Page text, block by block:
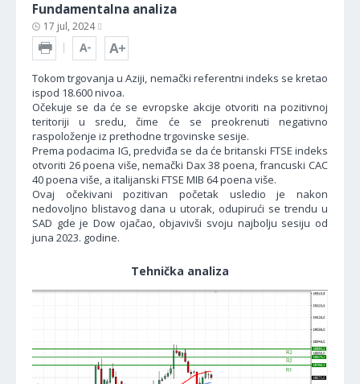
Fundamentalna analiza
17 jul, 2024
Tokom trgovanja u Aziji, nemački referentni indeks se kretao
ispod 18.600 nivoa.
Očekuje se da će se evropske akcije otvoriti na pozitivnoj
teritoriji u sredu, čime će se preokrenuti negativno
raspoloženje iz prethodne trgovinske sesije.
Prema podacima IG, predviđa se da će britanski FTSE indeks
otvoriti 26 poena više, nemački Dax 38 poena, francuski CAC
40 poena više, a italijanski FTSE MIB 64 poena više.
Ovaj očekivani pozitivan početak usledio je nakon
nedovoljno blistavog dana u utorak, odupirući se trendu u
SAD gde je Dow ojačao, objavivši svoju najbolju sesiju od
juna 2023. godine.
Tehnička analiza